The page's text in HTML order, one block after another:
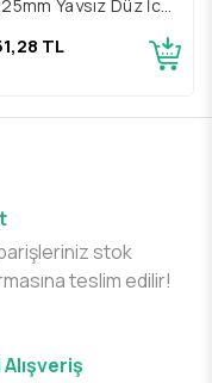
Yaysız Düz İç
TL
stok
teslim edilir!